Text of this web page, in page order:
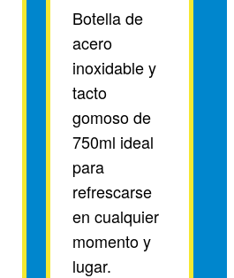
Botella de
acero
inoxidable y
tacto
gomoso de
750ml ideal
para
refrescarse
en cualquier
momento y
lugar.